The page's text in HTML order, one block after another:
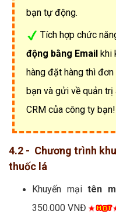
bạn tự động.
Tích hợp chức
động bằng Email khi
hàng đặt hàng thì
bạn và gửi về quản
CRM của công ty bạn!
4.2 - Chương trình
thuốc lá
Khuyến mạitên
350.000 VNĐ